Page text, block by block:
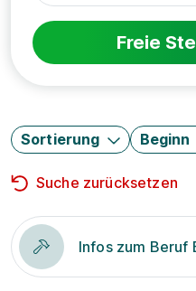
Freie
Sortierung Beginn
Suche zurücksetzen
Infos zum Beruf